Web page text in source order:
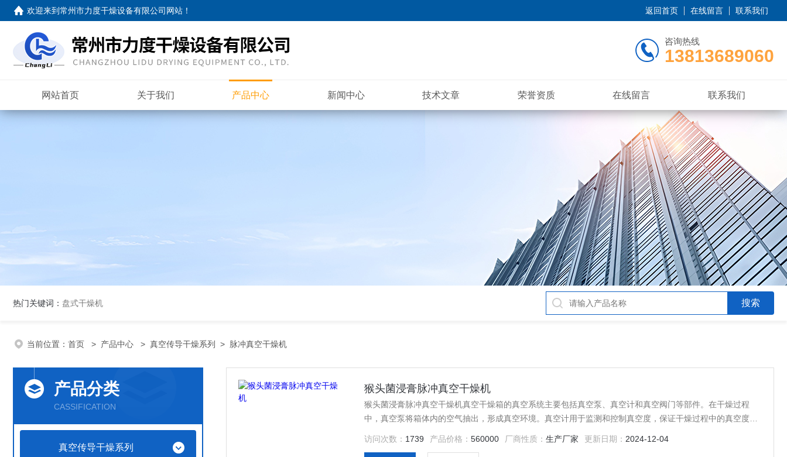
欢迎来到常州市力度干燥设备有限公司网站 ！ 返回首页 在线留言 联系我们
咨询热线
13813689060
网站首页 关于我们 产品中心 新闻中心 技术文章 荣誉资质 在线留言 联系我们
热门关键词： 盘式干燥机
当前位置： 首页 > 产品中心 > 真空传导干燥系列 > 脉冲真空干燥机
产品分类
CASSIFICATION
真空传导干燥系列
猴头菌浸膏脉冲真空干燥机
猴头菌浸膏脉冲真空干燥机真空干燥箱的真空系统主要包括真空泵、真空计和真空阀门等部件。在干燥过程
中，真空泵将箱体内的空气抽出，形成真空环境。真空计用于监测和控制真空度，保证干燥过程中的真空度稳
访问次数： 1739 产品价格： 560000 厂商性质： 生产厂家 更新日期： 2024-12-04